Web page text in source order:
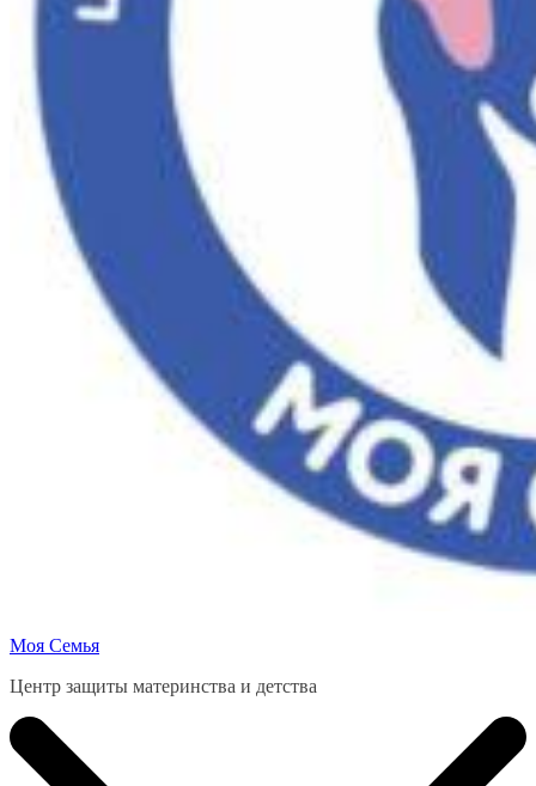
Моя Семья
Центр защиты материнства и детства